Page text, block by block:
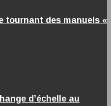
tournant des manuels «
d’échelle au